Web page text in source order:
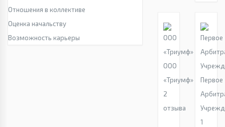
Отношения в коллективе
Оценка начальству
Возможность карьеры
ООО
«Триумф»
2
отзыва
Первое
1